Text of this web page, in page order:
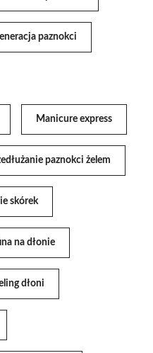
paznokci
Manicure express
paznokci żelem
skórek
na dłonie
dłoni